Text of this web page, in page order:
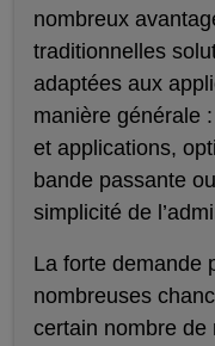
nombreux
traditionnelles
adaptées aux
manière générale
et applications,
bande passante
simplicité de
La forte demande
nombreuses
certain nombre de